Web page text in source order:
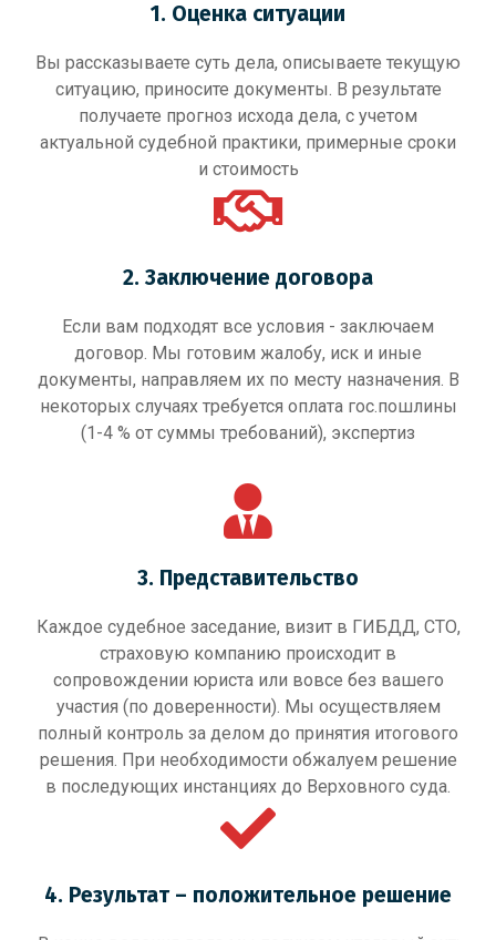
1. Оценка ситуации
Вы рассказываете суть дела, описываете текущую
ситуацию, приносите документы. В результате
получаете прогноз исхода дела, с учетом
актуальной судебной практики, примерные сроки
и стоимость
2. Заключение договора
Если вам подходят все условия - заключаем
договор. Мы готовим жалобу, иск и иные
документы, направляем их по месту назначения. В
некоторых случаях требуется оплата гос.пошлины
(1-4 % от суммы требований), экспертиз
3. Представительство
Каждое судебное заседание, визит в ГИБДД, СТО,
страховую компанию происходит в
сопровождении юриста или вовсе без вашего
участия (по доверенности). Мы осуществляем
полный контроль за делом до принятия итогового
решения. При необходимости обжалуем решение
в последующих инстанциях до Верховного суда.
4. Результат – положительное решение